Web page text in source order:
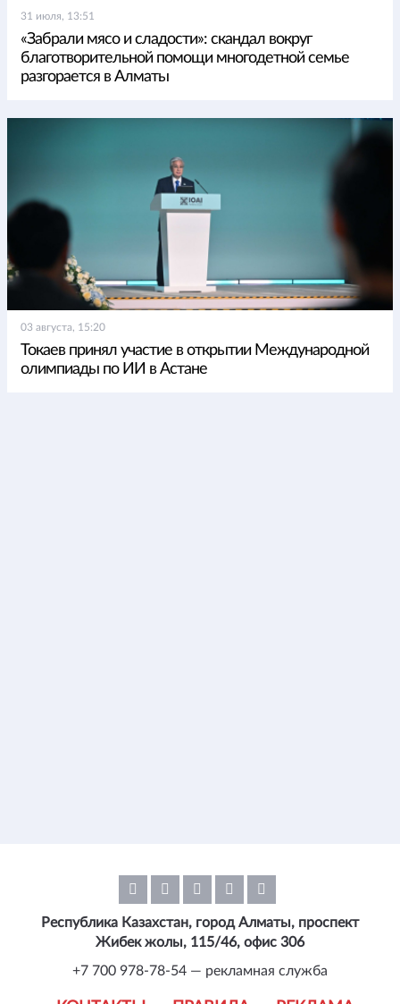
31 июля, 13:51
«Забрали мясо и сладости»: скандал вокруг
благотворительной помощи многодетной семье
разгорается в Алматы
03 августа, 15:20
Токаев принял участие в открытии Международной
олимпиады по ИИ в Астане
Республика Казахстан, город Алматы, проспект
Жибек жолы, 115/46, офис 306
+7 700 978-78-54 — рекламная служба